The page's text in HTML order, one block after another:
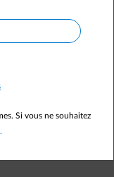
Si vous ne souhaitez